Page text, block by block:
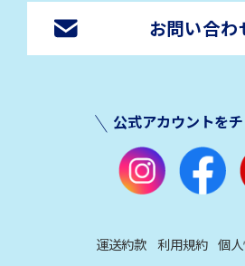
お問い合わ
公式アカウントを
運送約款 利用規約 個